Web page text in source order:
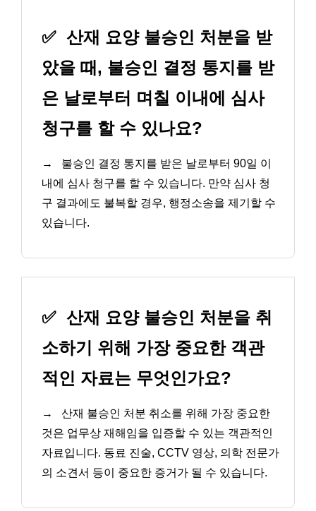
✅ 산재 요양 불승인 처분을 받
았을 때, 불승인 결정 통지를 받
은 날로부터 며칠 이내에 심사
청구를 할 수 있나요?
→
불승인 결정 통지를 받은 날로부터 90일 이
내에 심사 청구를 할 수 있습니다. 만약 심사 청
구 결과에도 불복할 경우, 행정소송을 제기할 수
있습니다.
✅ 산재 요양 불승인 처분을 취
소하기 위해 가장 중요한 객관
적인 자료는 무엇인가요?
→
산재 불승인 처분 취소를 위해 가장 중요한
것은 업무상 재해임을 입증할 수 있는 객관적인
자료입니다. 동료 진술, CCTV 영상, 의학 전문가
의 소견서 등이 중요한 증거가 될 수 있습니다.